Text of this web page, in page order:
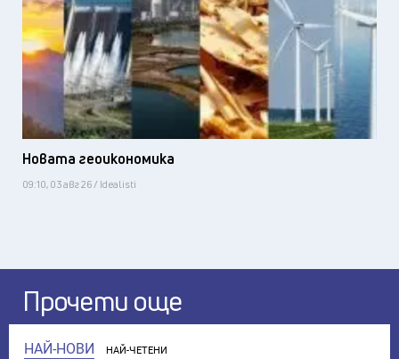
Новата геоикономика
09:10, 03 авг 26 / Idealisti
Прочети още
НАЙ-НОВИ НАЙ-ЧЕТЕНИ